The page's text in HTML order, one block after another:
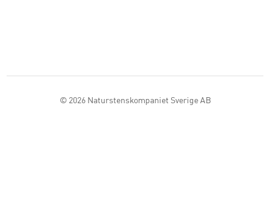
© 2026 Naturstenskompaniet Sverige AB